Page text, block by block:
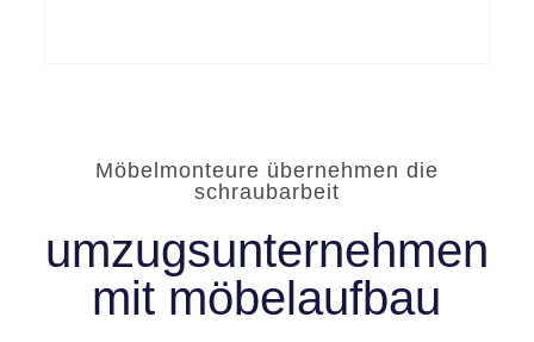
Möbelmonteure übernehmen die
schraubarbeit
umzugsunternehmen
mit möbelaufbau